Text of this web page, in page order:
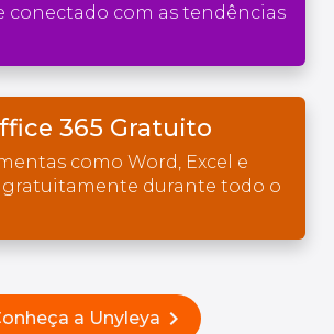
conectado com as tendências
365 Gratuito
como Word, Excel e
durante todo o
a Unyleya chevron_right